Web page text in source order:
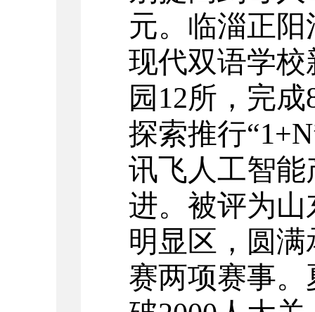
元。临淄正
现代双语学
园 12所，完成
探索推行“1+N
讯飞人工智
进。被评为
明显区，圆
赛两项赛事